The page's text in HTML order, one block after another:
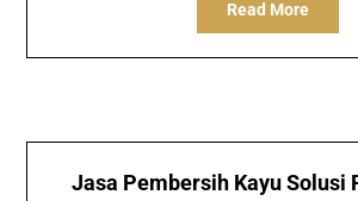
Read More
Jasa Pembersih Kayu Solusi